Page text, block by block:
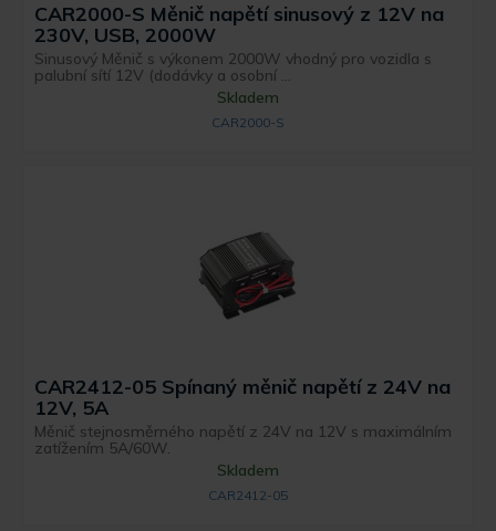
CAR2000-S Měnič napětí sinusový z 12V na
230V, USB, 2000W
Sinusový Měnič s výkonem 2000W vhodný pro vozidla s
palubní sítí 12V (dodávky a osobní ...
Skladem
CAR2000-S
CAR2412-05 Spínaný měnič napětí z 24V na
12V, 5A
Měnič stejnosměrného napětí z 24V na 12V s maximálním
zatížením 5A/60W.
Skladem
CAR2412-05